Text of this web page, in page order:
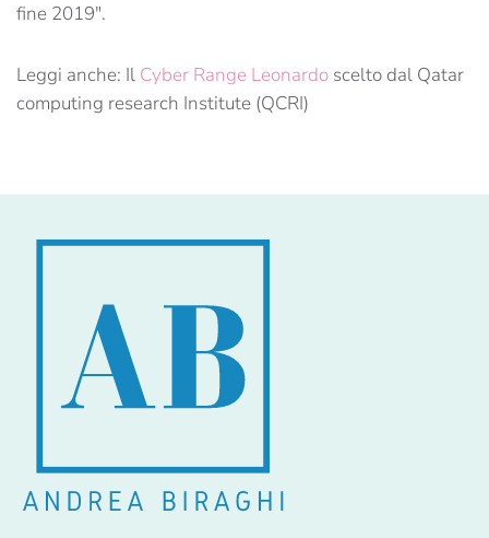
fine 2019″.
Leggi anche: Il Cyber Range Leonardo scelto dal Qatar
computing research Institute (QCRI)